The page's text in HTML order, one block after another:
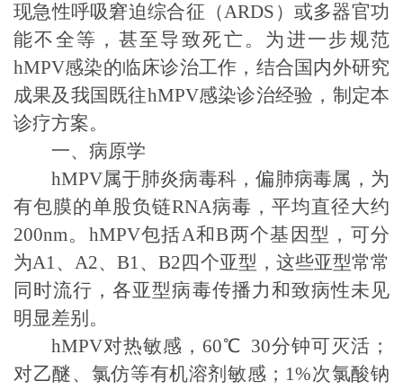
现急性呼吸窘迫综合征（ARDS ）或多器官功
能不全等，甚至导致死亡。为进一步规范
hMPV感染的临床诊治工作，结合国内外研究
成果及我国既往hMPV感染诊治经验，制定本
诊疗方案。
一、病原学
hMPV属于肺炎病毒科，偏肺病毒属，为
有包膜的单股负链RNA病毒，平均直径大约
200nm。 hMPV包括A和B两个基因型，可分
为A1、A2、B1、B2四个亚型，这些亚型常常
同时流行，各亚型病毒传播力和致病性未见
明显差别。
hMPV对热敏感， 60℃ 30分钟可灭活 ；
对乙醚、氯仿等有机溶剂敏感 ； 1%次氯酸钠